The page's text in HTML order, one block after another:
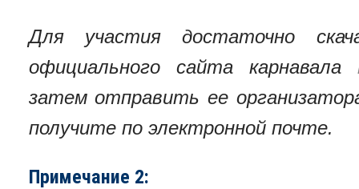
Для участия достаточно
официального сайта карнавала
затем отправить ее
получите по электронной почте.
Примечание 2: